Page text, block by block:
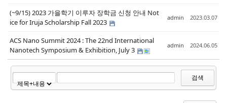
(~9/15) 2023 가을학기 이루자 장학금 신청 안내 Not
ice for Iruja Scholarship Fall 2023
admin 2023.03.07
ACS Nano Summit 2024 : The 22nd International
Nanotech Symposium & Exhibition, July 3
admin 2024.06.05
검색